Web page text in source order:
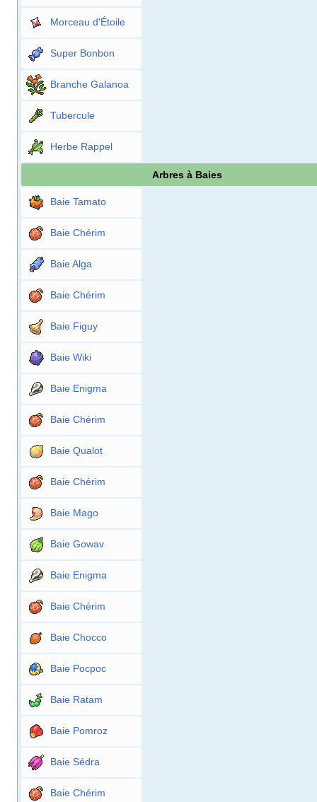
Morceau d'Étoile
Super Bonbon
Branche Galanoa
Tubercule
Herbe Rappel
Arbres à Baies
Baie Tamato
Baie Chérim
Baie Alga
Baie Chérim
Baie Figuy
Baie Wiki
Baie Enigma
Baie Chérim
Baie Qualot
Baie Chérim
Baie Mago
Baie Gowav
Baie Enigma
Baie Chérim
Baie Chocco
Baie Pocpoc
Baie Ratam
Baie Pomroz
Baie Sédra
Baie Chérim